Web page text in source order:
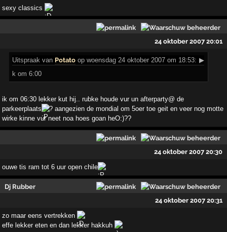
sexy classics
24 oktober 2007 20:01
Uitspraak van Potato op woensdag 24 oktober 2007 om 18:53: ▶
k om 6:00
ik om 06:30 lekker kut hij.. rubke houde vur un afterparty@ de
parkeerplaats
? aangezien de mondial om 5oer toe geit en veer nog motte
wirke kinne vur neet noa hoes goan heO:)??
24 oktober 2007 20:30
ouwe tis ram tot 6 uur open chile
Dj Rubber
24 oktober 2007 20:31
zo maar eens vertrekken
effe lekker eten en dan lekker hakkuh